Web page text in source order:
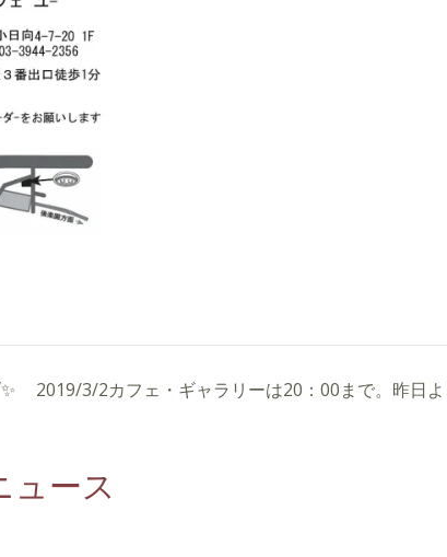
2019/3/2カフェ・ギャラリーは20：00まで。昨日
ュース